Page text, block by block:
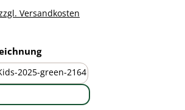
Versandkosten
auswählen
black/green
wasabi